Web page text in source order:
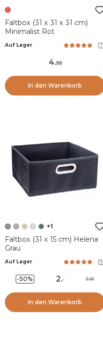
Faltbox (31 x 31 x 31 cm)
Minimalist Rot
Auf Lager (7
4.99
In den Warenkorb
+1
Faltbox (31 x 15 cm) Helena
Grau
Auf Lager (9
-50% 2.- 3.99
In den Warenkorb